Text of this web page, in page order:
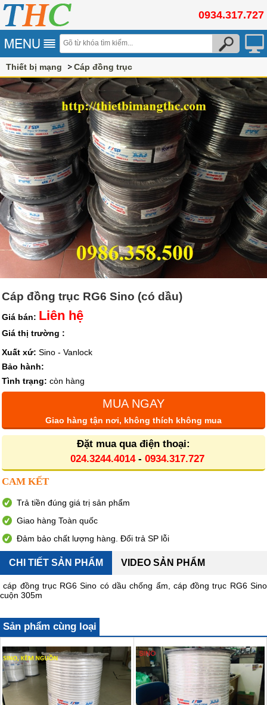
0934.317.727
Thiết bị mạng Cáp đồng trục
Cáp đồng trục RG6 Sino (có dầu)
Giá bán: Liên hệ
Giá thị trường :
Xuất xứ: Sino - Vanlock
Bảo hành:
Tình trạng: còn hàng
MUA NGAY
Giao hàng tận nơi, không thích không mua
Đặt mua qua điện thoại:
024.3244.4014- 0934.317.727
CAM KẾT
Trả tiền đúng giá trị sản phẩm
Giao hàng Toàn quốc
Đảm bảo chất lượng hàng. Đổi trả SP lỗi
CHI TIẾT SẢN PHẨM VIDEO SẢN PHẨM
cáp đồng trục RG6 Sino có dầu chống ẩm, cáp đồng trục RG6 Sino
cuộn 305m
Sản phẩm cùng loại